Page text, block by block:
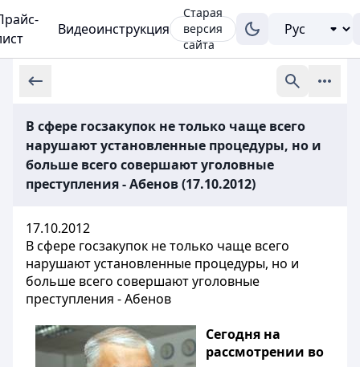
Видеоинструкция
Старая
версия
сайта
В сфере госзакупок не только чаще всего
нарушают установленные процедуры, но и
больше всего совершают уголовные
преступления - Абенов (17.10.2012)
17.10.2012
В сфере госзакупок не только чаще всего
нарушают установленные процедуры, но и
больше всего совершают уголовные
преступления - Абенов
Сегодня на
рассмотрении во